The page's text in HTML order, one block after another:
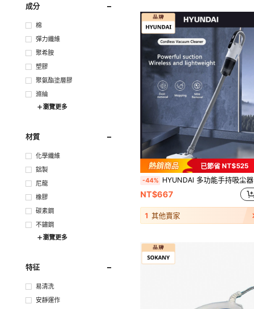
成分
棉
彈力纖維
聚希胺
塑膠
聚氨酯塗層膠
滌綸
瀏覽更多
材質
化學纖維
鋁製
尼龍
橡膠
碳素鋼
不鏽鋼
瀏覽更多
特征
易清洗
安靜運作
已節省 NT$525
-44% HYUNDAI 多功能手持吸尘器，强劲干湿两用吸力，适用于家居清洁、宠物毛发及其他吸尘，可调节档位，适用于家庭、宿舍等场所，可充电便携式可拆卸吸尘器
NT$667
1 其他賣家